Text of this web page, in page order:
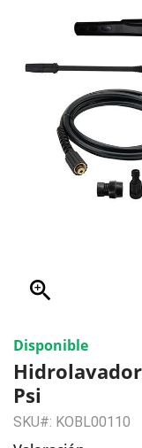
zoom_in
Disponible
Psi
SKU#: KOBL00110